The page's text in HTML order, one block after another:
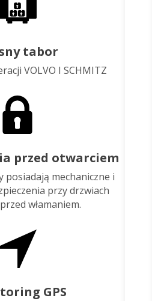
tabor
VOLVO I SCHMITZ
przed otwarciem
posiadają mechaniczne i
przy drzwiach
włamaniem.
GPS